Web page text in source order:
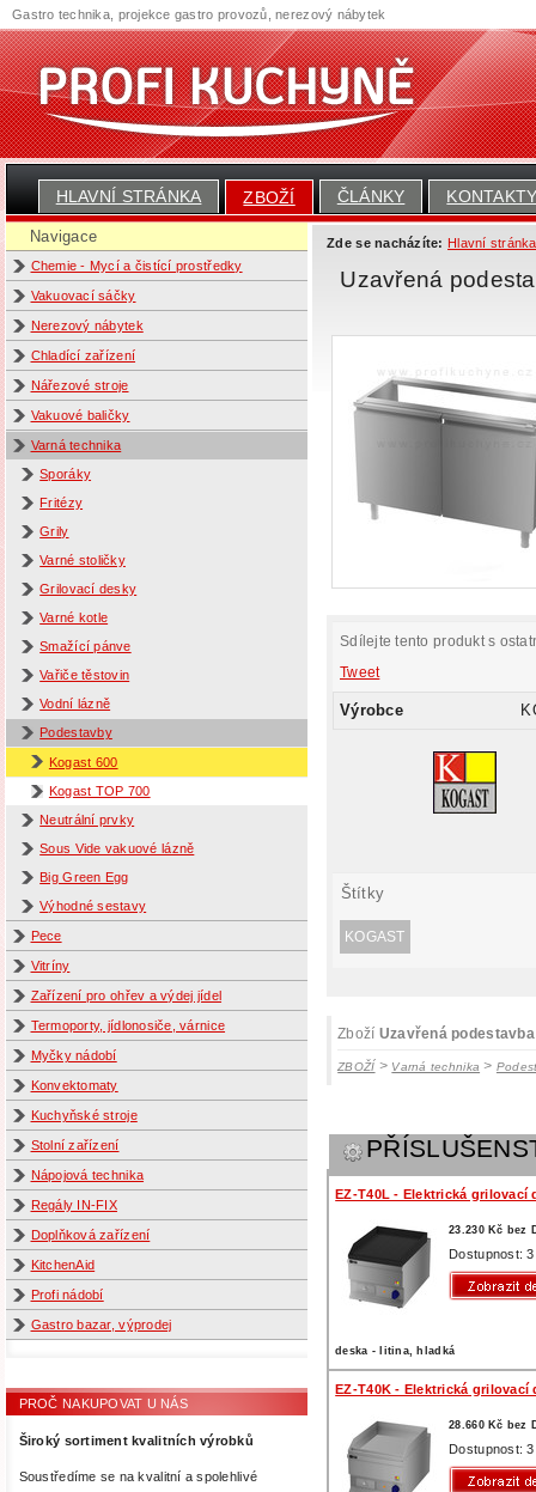
HLAVNÍ STRÁNKA ZBOŽÍ ČLÁNKY
Navigace
Chemie - Mycí a čistící prostředky
Vakuovací sáčky
Nerezový nábytek
Chladící zařízení
Nářezové stroje
Vakuové baličky
Varná technika
Sporáky
Fritézy
Grily
Varné stoličky
Grilovací desky
Varné kotle
Smažící pánve
Vařiče těstovin
Vodní lázně
Podestavby
Kogast 600
Kogast TOP 700
Neutrální prvky
Sous Vide vakuové lázně
Big Green Egg
Výhodné sestavy
Pece
Vitríny
Zařízení pro ohřev a výdej jídel
Termoporty, jídlonosiče, várnice
Myčky nádobí
Konvektomaty
Kuchyňské stroje
Stolní zařízení
Nápojová technika
Regály IN-FIX
Doplňková zařízení
KitchenAid
Profi nádobí
Gastro bazar, výprodej
PROČ NAKUPOVAT U NÁS
Široký sortiment kvalitních výrobků
Soustředíme se na kvalitní a spolehlivé
Zde se nacházíte: Hlavní stránka
Uzavřená
Sdílejte tento produkt s
Tweet
Výrobce
Štítky
KOGAST
Zboží Uzavřená podestavba
ZBOŽÍ > Varná technika >
EZ-T40L - Elektrická grilovací
23.230 Kč bez
Dostupnost:
deska - litina, hladká
EZ-T40K - Elektrická grilovací
28.660 Kč bez
Dostupnost:
Gastro technika, projekce gastro provozů, nerezový nábytek